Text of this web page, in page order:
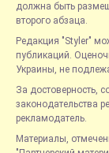
должна быть
второго абзаца.
Редакция "Styler"
публикаций.
Украины, не
За достоверность,
законодательства
рекламодатель.
Материалы,